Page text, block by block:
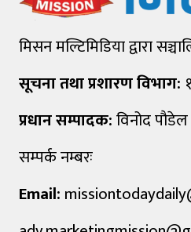
मिसन मल्टिमिडिया द्वारा
सूचना तथा प्रशारण विभाग:
प्रधान सम्पादक:विनोद
सम्पर्क नम्बरः
Email: